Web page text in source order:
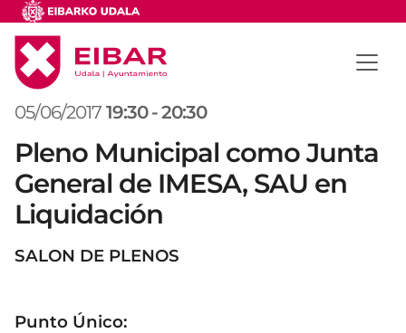
05/06/2017 19:30 -20:30
Pleno Municipal como Junta
General de IMESA, SAU en
Liquidación
SALON DE PLENOS
Punto Único: